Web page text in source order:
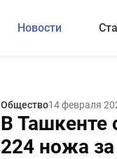
Новости
Общество14 февраля
В Ташкенте
224 ножа